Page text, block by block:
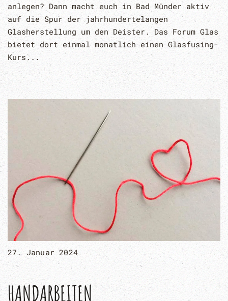
anlegen? Dann macht euch in Bad Münder aktiv
auf die Spur der jahrhundertelangen
Glasherstellung um den Deister. Das Forum Glas
bietet dort einmal monatlich einen Glasfusing-
Kurs...
27. Januar 2024
HANDARBEITEN